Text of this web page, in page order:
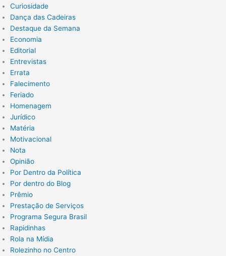
Curiosidade
Dança das Cadeiras
Destaque da Semana
Economia
Editorial
Entrevistas
Errata
Falecimento
Feriado
Homenagem
Jurídico
Matéria
Motivacional
Nota
Opinião
Por Dentro da Política
Por dentro do Blog
Prêmio
Prestação de Serviços
Programa Segura Brasil
Rapidinhas
Rola na Mídia
Rolezinho no Centro